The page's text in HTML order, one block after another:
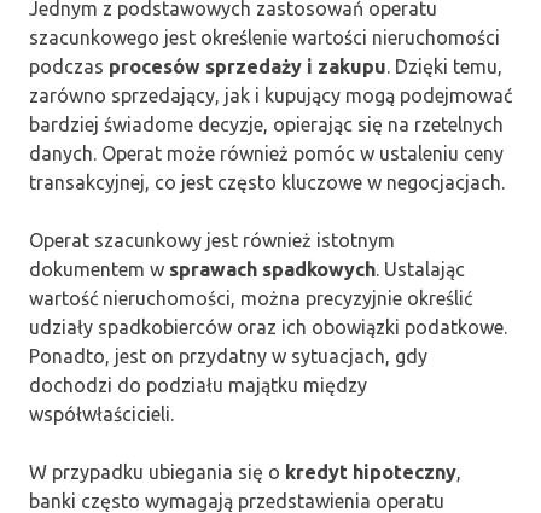
Jednym z podstawowych zastosowań operatu
szacunkowego jest określenie wartości nieruchomości
podczas procesów sprzedaży i zakupu. Dzięki temu,
zarówno sprzedający, jak i kupujący mogą podejmować
bardziej świadome decyzje, opierając się na rzetelnych
danych. Operat może również pomóc w ustaleniu ceny
transakcyjnej, co jest często kluczowe w negocjacjach.
Operat szacunkowy jest również istotnym
dokumentem w sprawach spadkowych. Ustalając
wartość nieruchomości, można precyzyjnie określić
udziały spadkobierców oraz ich obowiązki podatkowe.
Ponadto, jest on przydatny w sytuacjach, gdy
dochodzi do podziału majątku między
współwłaścicieli.
W przypadku ubiegania się o kredyt hipoteczny,
banki często wymagają przedstawienia operatu